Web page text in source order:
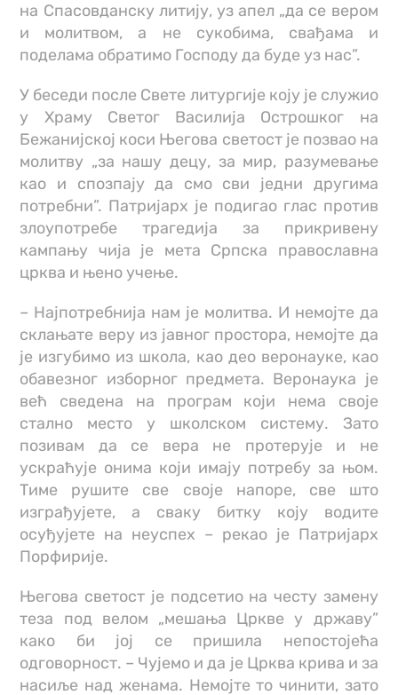
на Спасовданску литију, уз апел „да се вером
и молитвом, а не сукобима, свађама и
поделама обратимо Господу да буде уз нас”.
У беседи после Свете литургије коју је служио
у Храму Светог Василија Острошког на
Бежанијској коси Његова светост је позвао на
молитву „за нашу децу, за мир, разумевање
као и спозпају да смо сви једни другима
потребни”. Патријарх је подигао глас против
злоупотребе трагедија за прикривену
кампању чија је мета Српска православна
црква и њено учење.
– Најпотребнија нам је молитва. И немојте да
склањате веру из јавног простора, немојте да
је изгубимо из школа, као део веронауке, као
обавезног изборног предмета. Веронаука је
већ сведена на програм који нема своје
стално место у школском систему. Зато
позивам да се вера не протерује и не
ускраћује онима који имају потребу за њом.
Тиме рушите све своје напоре, све што
изграђујете, а сваку битку коју водите
осуђујете на неуспех – рекао је Патријарх
Порфирије.
Његова светост је подсетио на честу замену
теза под велом „мешања Цркве у државу”
како би јој се пришила непостојећа
одговорност. – Чујемо и да је Црква крива и за
насиље над женама. Немојте то чинити, зато